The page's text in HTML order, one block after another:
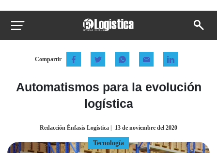
Compartir
Automatismos para la evolución
logística
Redacción Énfasis Logística | 13 de noviembre del 2020
Tecnología